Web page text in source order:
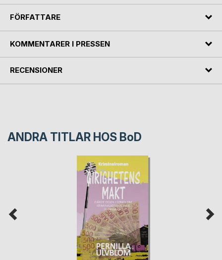
FÖRFATTARE
KOMMENTARER I PRESSEN
RECENSIONER
ANDRA TITLAR HOS BoD